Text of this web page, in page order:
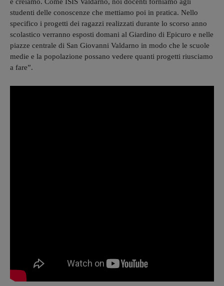
studenti delle conoscenze che mettiamo poi in pratica. Nello
specifico i progetti dei ragazzi realizzati durante lo scorso anno
scolastico verranno esposti domani al Giardino di Epicuro e nelle
piazze centrale di San Giovanni Valdarno in modo che le scuole
medie e la popolazione possano vedere quanti progetti riusciamo
a fare”.